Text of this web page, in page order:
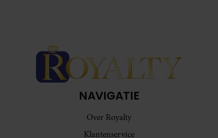
NAVIGATIE
Over Royalty
Klantenservice